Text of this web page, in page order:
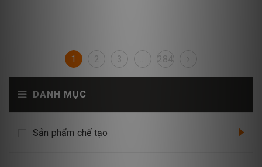
DANH MỤC
Sản phẩm chế tạo
1 2 3 ... 284